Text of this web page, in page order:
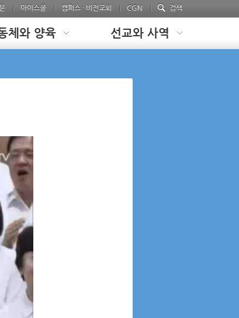
아이스쿨 캠퍼스 · 비전교회 CGN 검색
체와 양육 선교와 사역